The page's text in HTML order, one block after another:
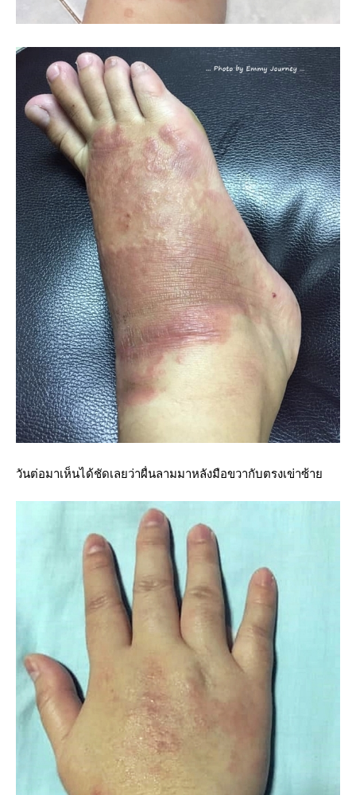
วันต่อมาเห็นได้ชัดเลยว่าผื่นลามมาหลังมือขวากับตรงเข่าซ้า